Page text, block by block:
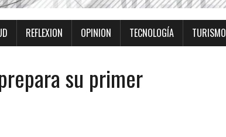
REFLEXION OPINION TECNOLOGÍA TURISMO
su primer